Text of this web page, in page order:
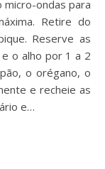
micro-ondas para
Retire do
Reserve as
o alho por 1 a 2
o orégano, o
e recheie as
e…